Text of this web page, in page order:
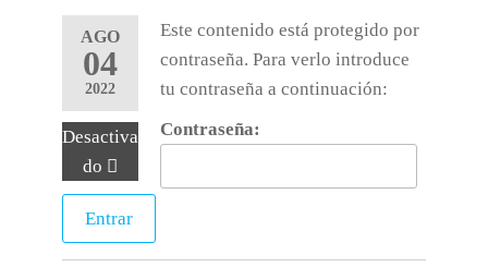
AGO
04
2022
Desactiva
do
Este contenido está protegido por
contraseña. Para verlo introduce
tu contraseña a continuación:
Contraseña: